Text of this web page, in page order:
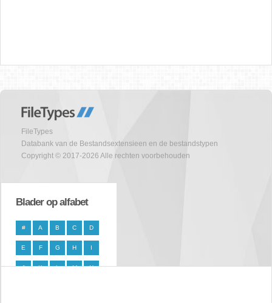
FileTypes
Databank van de Bestandsextensieen en de bestandstypen
Copyright © 2017-2026 Alle rechten voorbehouden
Blader op alfabet
# A B C D
E F G H I
J K L M N